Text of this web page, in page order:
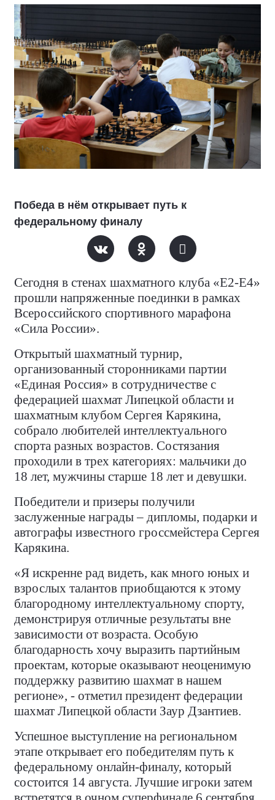
Победа в нём открывает путь к
федеральному финалу
Сегодня в стенах шахматного клуба «Е2-Е4»
прошли напряженные поединки в рамках
Всероссийского спортивного марафона
«Сила России».
Открытый шахматный турнир,
организованный сторонниками партии
«Единая Россия» в сотрудничестве с
федерацией шахмат Липецкой области и
шахматным клубом Сергея Карякина,
собрало любителей интеллектуального
спорта разных возрастов. Состязания
проходили в трех категориях: мальчики до
18 лет, мужчины старше 18 лет и девушки.
Победители и призеры получили
заслуженные награды – дипломы, подарки и
автографы известного гроссмейстера Сергея
Карякина.
«Я искренне рад видеть, как много юных и
взрослых талантов приобщаются к этому
благородному интеллектуальному спорту,
демонстрируя отличные результаты вне
зависимости от возраста. Особую
благодарность хочу выразить партийным
проектам, которые оказывают неоценимую
поддержку развитию шахмат в нашем
регионе», - отметил президент федерации
шахмат Липецкой области Заур Дзантиев.
Успешное выступление на региональном
этапе открывает его победителям путь к
федеральному онлайн-финалу, который
состоится 14 августа. Лучшие игроки затем